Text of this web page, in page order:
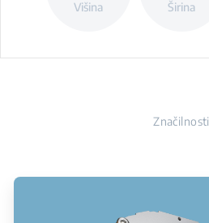
Višina Širina
Značilnosti